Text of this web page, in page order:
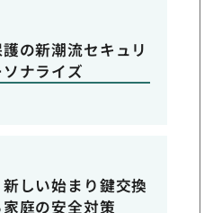
の新潮流セキュリ
ナライズ
しい始まり鍵交換
庭の安全対策